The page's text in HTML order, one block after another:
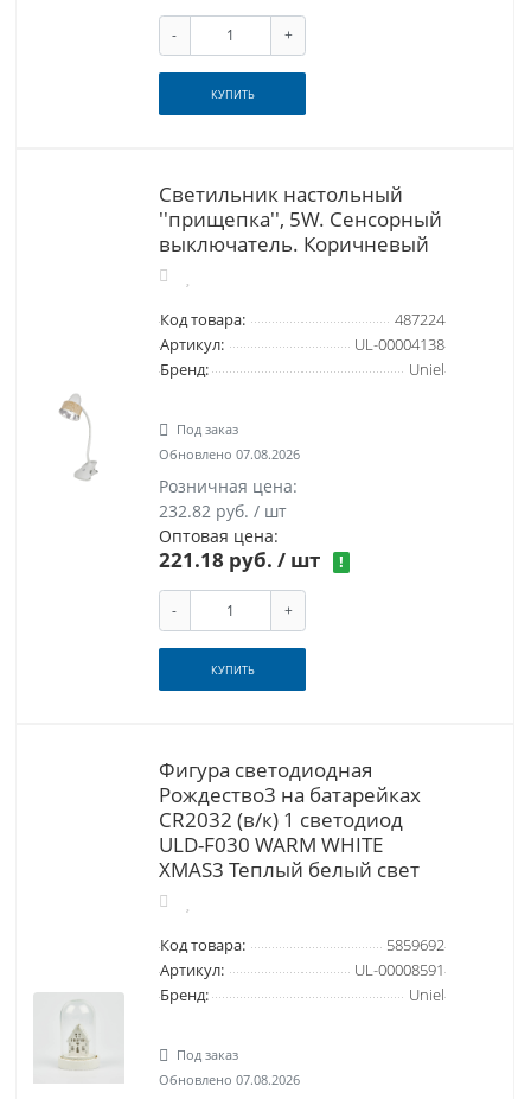
- +
КУПИТЬ
Светильник настольный
''прищепка'', 5W. Сенсорный
выключатель. Коричневый
Код товара:
487224
Артикул:
UL-00004138
Бренд:
Uniel
Под заказ
Обновлено 07.08.2026
Розничная цена:
232.82 руб. / шт
Оптовая цена:
221.18 руб. / шт !
- +
КУПИТЬ
Фигура светодиодная
Рождество3 на батарейках
CR2032 (в/к) 1 светодиод
ULD-F030 WARM WHITE
XMAS3 Теплый белый свет
Код товара:
5859692
Артикул:
UL-00008591
Бренд:
Uniel
Под заказ
Обновлено 07.08.2026